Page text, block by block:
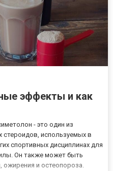
эффекты и как
- это один из
используемых в
спортивных дисциплинах для
Он также может быть
ожирения и остеопороза.